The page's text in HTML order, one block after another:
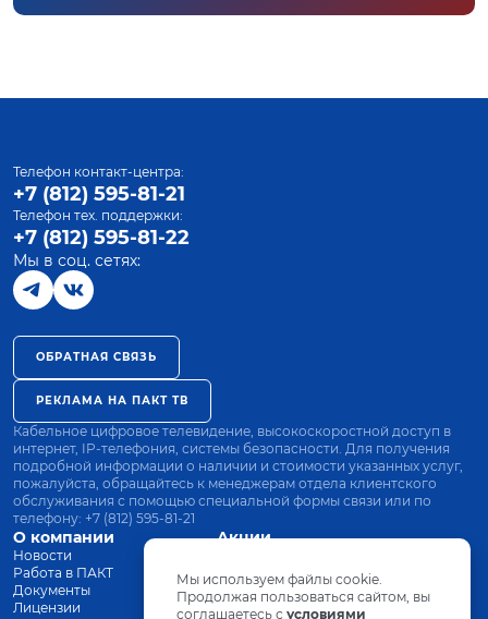
О компании
Новости
Работа в ПАКТ
Документы
Лицензии
Акции
Оплата
Оборудование
Телефон контакт-центра:
+7 (812) 595-81-21
Телефон тех. поддержки:
+7 (812) 595-81-22
Мы в соц. сетях:
ОБРАТНАЯ СВЯЗЬ
РЕКЛАМА НА ПАКТ ТВ
Кабельное цифровое телевидение, высокоскоростной доступ в
интернет, IP-телефония, системы безопасности. Для получения
подробной информации о наличии и стоимости указанных услуг,
пожалуйста, обращайтесь к менеджерам отдела клиентского
обслуживания с помощью специальной формы связи или по
телефону: +7 (812) 595-81-21
Мы используем файлы cookie.
Продолжая пользоваться сайтом, вы
соглашаетесь с условиями